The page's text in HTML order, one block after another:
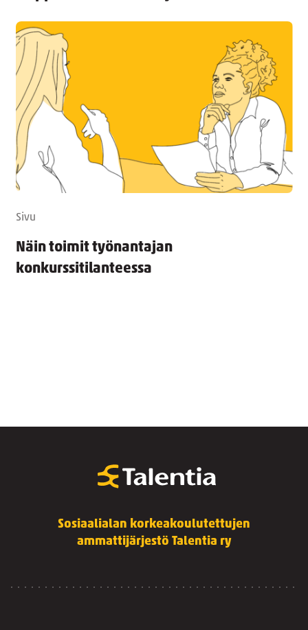
Sivu
Näin toimit työnantajan
konkurssitilanteessa
Sosiaalialan korkeakoulutettujen
ammattijärjestö Talentia ry